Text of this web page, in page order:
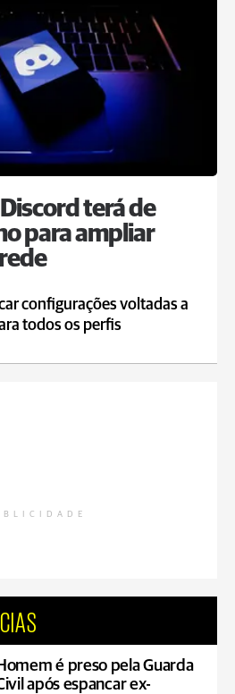
terá de
para ampliar
configurações voltadas a
todos os perfis
é preso pela Guarda
após espancar ex-